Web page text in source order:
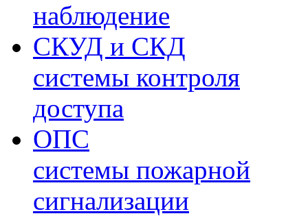
наблюдение
СКУД и СКД
системы контроля
доступа
ОПС
системы пожарной
сигнализации